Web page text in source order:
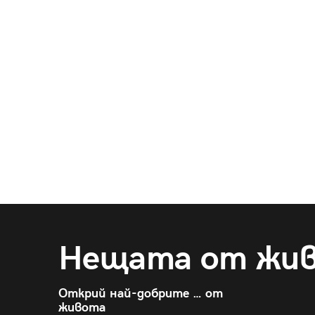
Нещата от
Открий най-добрите … от
живота